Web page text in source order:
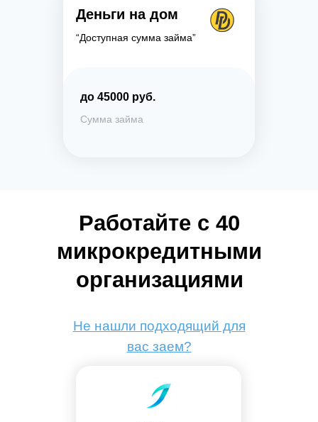
Деньги на дом
“Доступная сумма займа”
до 45000 руб.
Сумма займа
Работайте с 40
микрокредитными
организациями
Не нашли подходящий для
вас заем?